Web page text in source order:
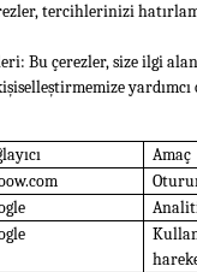
tercihlerinizi
Bu çerezler, size ilgi
yardımcı
Amaç